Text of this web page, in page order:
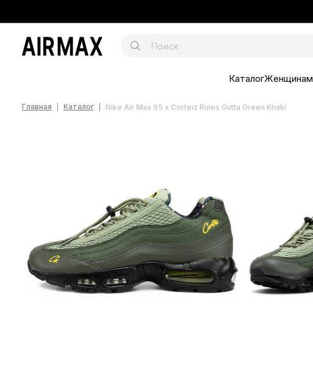
КаталогЖенщинам
Главная Каталог Nike Air Max 95 x Corteiz Rules Gutta Green Khaki